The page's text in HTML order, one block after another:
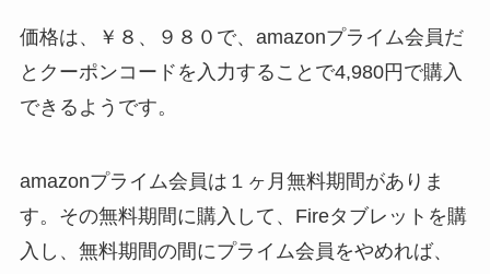
価格は、￥８、９８０で、amazonプライム会員だ
とクーポンコードを入力することで4,980円で購入
できるようです。
amazonプライム会員は１ヶ月無料期間がありま
す。その無料期間に購入して、Fireタブレットを購
入し、無料期間の間にプライム会員をやめれば、